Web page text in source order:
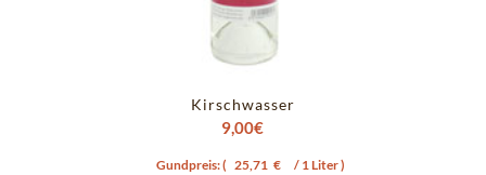
Kirschwasser
9,00€
Gundpreis: ( 25,71 € / 1 Liter )